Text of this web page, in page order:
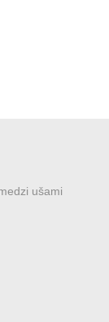
ušami